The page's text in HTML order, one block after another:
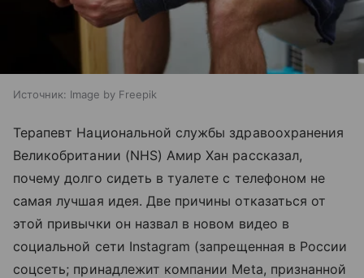
Источник: Image by Freepik
Терапевт Национальной службы здравоохранения
Великобритании (NHS) Амир Хан рассказал,
почему долго сидеть в туалете с телефоном не
самая лучшая идея. Две причины отказаться от
этой привычки он назвал в новом видео в
социальной сети Instagram (запрещенная в России
соцсеть; принадлежит компании Meta, признанной